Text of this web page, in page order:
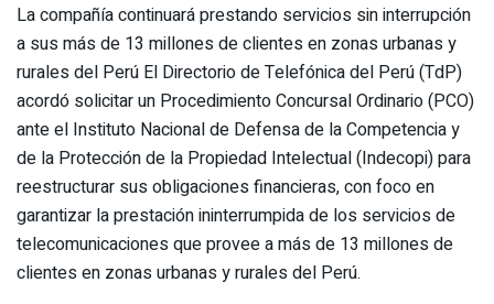
La compañía continuará prestando servicios sin interrupción
a sus más de 13 millones de clientes en zonas urbanas y
rurales del Perú El Directorio de Telefónica del Perú (TdP)
acordó solicitar un Procedimiento Concursal Ordinario (PCO)
ante el Instituto Nacional de Defensa de la Competencia y
de la Protección de la Propiedad Intelectual (Indecopi) para
reestructurar sus obligaciones financieras, con foco en
garantizar la prestación ininterrumpida de los servicios de
telecomunicaciones que provee a más de 13 millones de
clientes en zonas urbanas y rurales del Perú.